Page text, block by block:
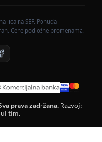
lica na SEF. Ponuda
Cene podložne promenama.
prava zadržana. Razvoj:
tim.